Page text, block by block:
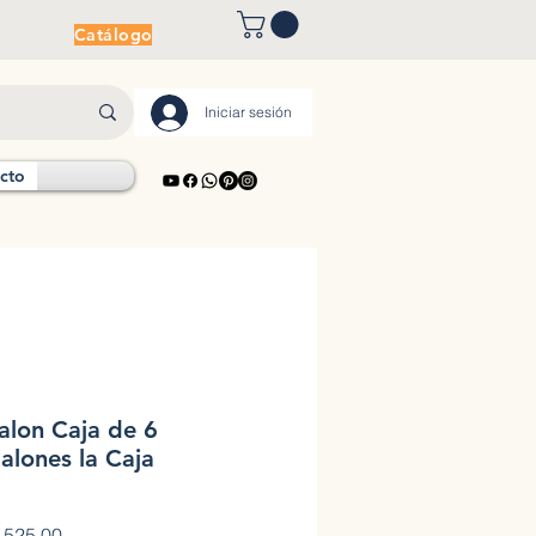
Catálogo
Iniciar sesión
Caja de 6
la Caja